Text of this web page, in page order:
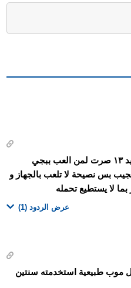
الهاتف معاي حاليا بعد تحديث اندرويد ١٣ صرت لمن العب ببجي
بس نصيحة لا تلعب بالجهاز و
لا يستطيع تحمله
عرض الردود (1)
موب طبيعية استخدمته سنتين